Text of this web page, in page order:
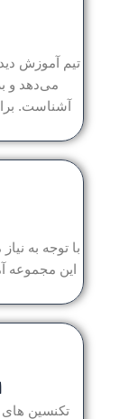
تیم آموزش
می‌دهد و
آشناست.
با توجه به
این مجموعه
تکنسین های